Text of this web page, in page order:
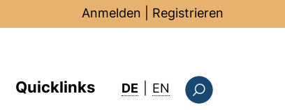
Anmelden Registrieren
Quicklinks DE EN : this page in